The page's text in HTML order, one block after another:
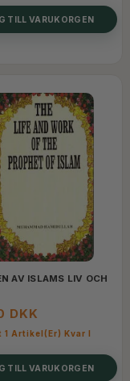
TILL VARUKORGEN
AV ISLAMS LIV OCH
DKK
1 Artikel(er) Kvar I
TILL VARUKORGEN